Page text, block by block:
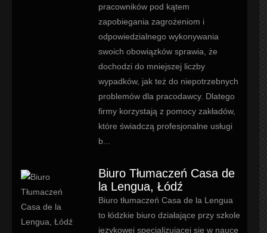
pracowników pod kątem
zapobiegania zagrożeniom i
odpowiedzialnego wykonywania
swoich obowiązków sprawia, że
dochodzi do mniejszej liczby
wypadków, jak też do niepotrzebnych
problemów dla pracodawcy. Dlatego
firmy korzystają z pomocy zakładów,
które świadczą profesjonalne usługi
b...
Biuro Tłumaczeń Casa de
la Lengua, Łódź
Biuro tłumaczeń Casa de la Lengua
to łódzkie biuro działające przy szkole
językowej specjalizującej się w nauce